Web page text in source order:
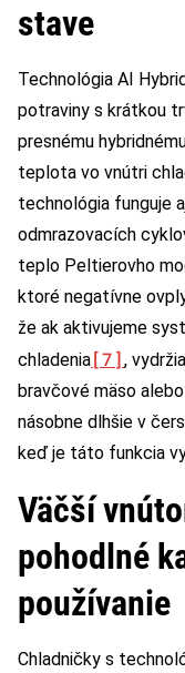
stave
Technológia AI
potraviny s krátkou
presnému
teplota vo vnútri
technológia funguje
odmrazovacích
teplo Peltierovho
ktoré negatívne
že ak aktivujeme
chladenia[7],
bravčové mäso
násobne dlhšie v
keď je táto funkcia
Väčší
pohodlné
používanie
Chladničky s